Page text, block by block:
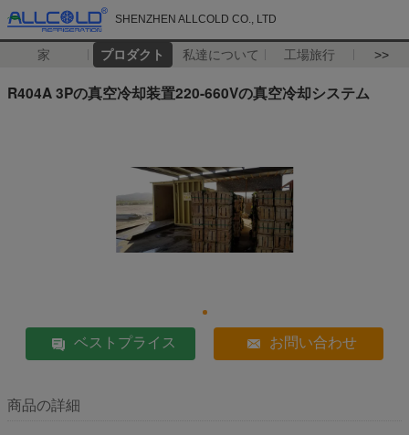
SHENZHEN ALLCOLD CO., LTD
家 プロダクト 私達について 工場旅行 >>
R404A 3Pの真空冷却装置220-660Vの真空冷却システム
ベストプライス お問い合わせ
商品の詳細